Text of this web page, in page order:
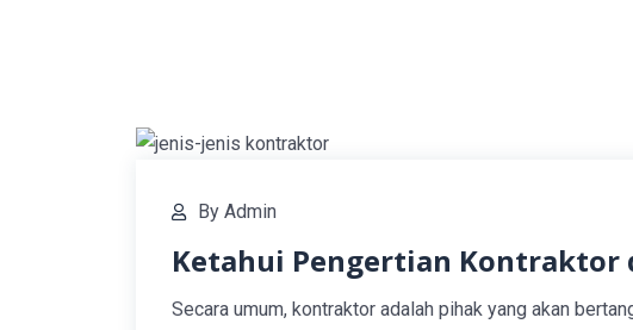
By Admin
Ketahui Pengertian Kontraktor
Secara umum, kontraktor adalah pihak yang akan